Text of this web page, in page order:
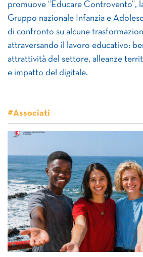
promuove “Educare Controvento”,
Gruppo nazionale Infanzia e
di confronto su alcune
attraversando il lavoro educativo:
attrattività del settore, alleanze
e impatto del digitale.
#Associati